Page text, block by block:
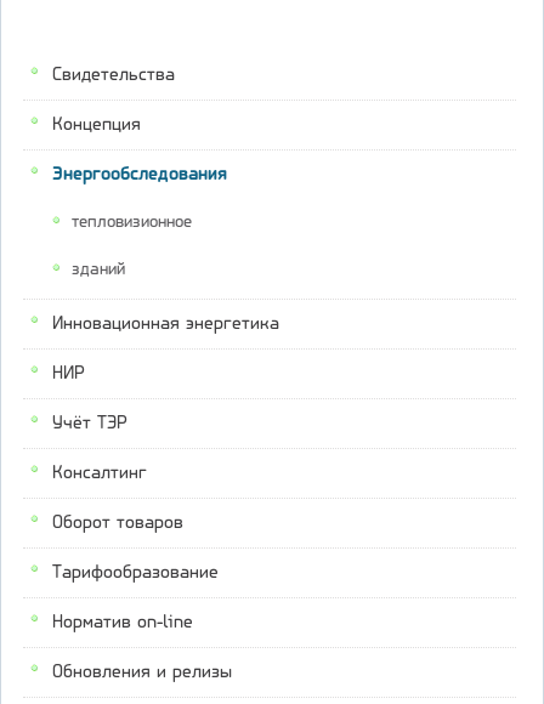
Свидетельства
Концепция
Энергообследования
тепловизионное
зданий
Инновационная энергетика
НИР
Учёт ТЭР
Консалтинг
Оборот товаров
Тарифообразование
Норматив on-line
Обновления и релизы